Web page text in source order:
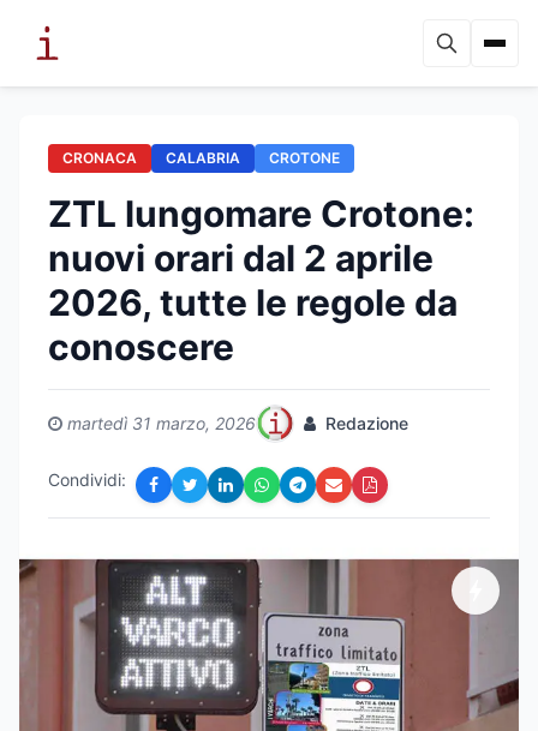
CRONACA CALABRIA CROTONE
ZTL lungomare Crotone:
nuovi orari dal 2 aprile
2026, tutte le regole da
conoscere
martedì 31 marzo, 2026 Redazione
Condividi: